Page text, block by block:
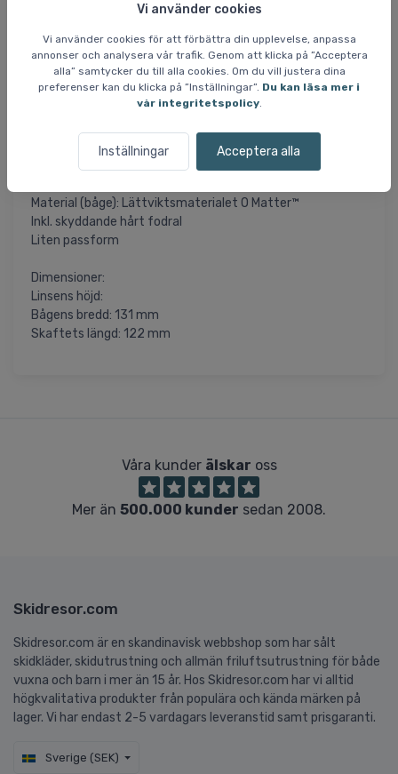
Vi använder cookies
Vi använder cookies för att förbättra din upplevelse, anpassa
annonser och analysera vår trafik. Genom att klicka på ”Acceptera
alla” samtycker du till alla cookies. Om du vill justera dina
preferenser kan du klicka på ”Inställningar”. Du kan läsa mer i
vår integritetspolicy.
Inställningar Acceptera alla
och väger väldigt lite. Den här modellen levereras med
linser som är utformade för landsvägscyklister och
utomhuslöpare. De är också perfekta för skidåkning.
Prizm-linserna förstärker kontraster och färger och
framhäver detaljer - allt för att du ska kunna prestera
maximalt på vägen eller i bergen.
Specifikationer och egenskaper:
Lins: PRIZM Sapphire
Material (båge): Lättviktsmaterialet O Matter™
Inkl. skyddande hårt fodral
Liten passform
Dimensioner:
Linsens höjd:
Bågens bredd: 131 mm
Skaftets längd: 122 mm
Våra kunder älskar oss
Mer än 500.000 kunder sedan 2008.
Skidresor.com
Skidresor.com är en skandinavisk webbshop som har sålt
skidkläder, skidutrustning och allmän friluftsutrustning för både
vuxna och barn i mer än 15 år. Hos Skidresor.com har vi alltid
högkvalitativa produkter från populära och kända märken på
lager. Vi har endast 2-5 vardagars leveranstid samt prisgaranti.
Sverige (SEK)